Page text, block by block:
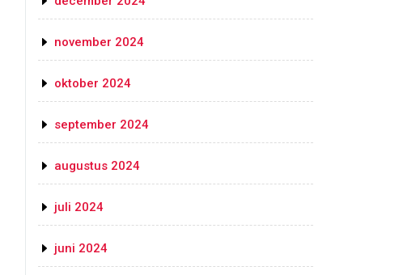
november 2024
oktober 2024
september 2024
augustus 2024
juli 2024
juni 2024